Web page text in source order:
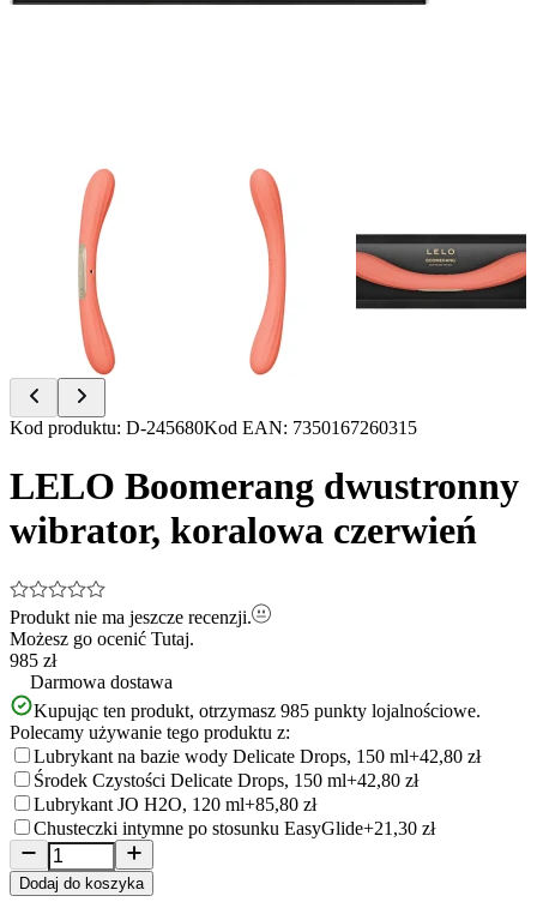
Item
of
Kod produktu: D-245680Kod EAN: 7350167260315
LELO Boomerang dwustronny
wibrator, koralowa czerwień
Produkt nie ma jeszcze recenzji.
Możesz go ocenić Tutaj.
985 zł
Darmowa dostawa
Kupując ten produkt, otrzymasz 985 punkty lojalnościowe.
Polecamy używanie tego produktu z:
Lubrykant na bazie wody Delicate Drops, 150 ml+42,80 zł
Środek Czystości Delicate Drops, 150 ml+42,80 zł
Lubrykant JO H2O, 120 ml+85,80 zł
Chusteczki intymne po stosunku EasyGlide+21,30 zł
Dodaj do koszyka